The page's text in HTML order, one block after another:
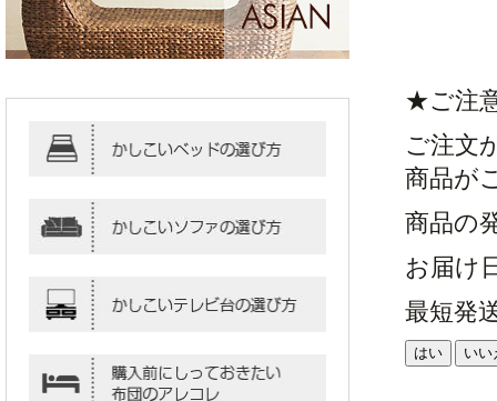
★ご注
ご注文
商品が
商品の
お届け
最短発
はい いい